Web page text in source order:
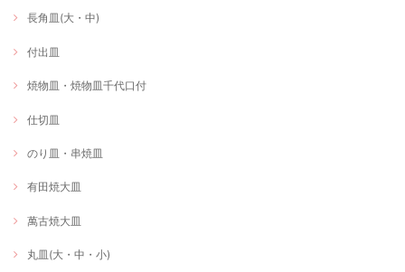
長角皿(大・中)
付出皿
焼物皿・焼物皿千代口付
仕切皿
のり皿・串焼皿
有田焼大皿
萬古焼大皿
丸皿(大・中・小)